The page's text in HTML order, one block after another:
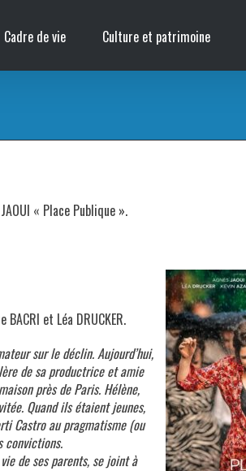
Cadre de vie Culture et patrimoine
« Place Publique ».
et Léa DRUCKER.
sur le déclin. Aujourd’hui,
de sa productrice et amie
près de Paris. Hélène,
Quand ils étaient jeunes,
Castro au pragmatisme (ou
convictions.
de ses parents, se joint à